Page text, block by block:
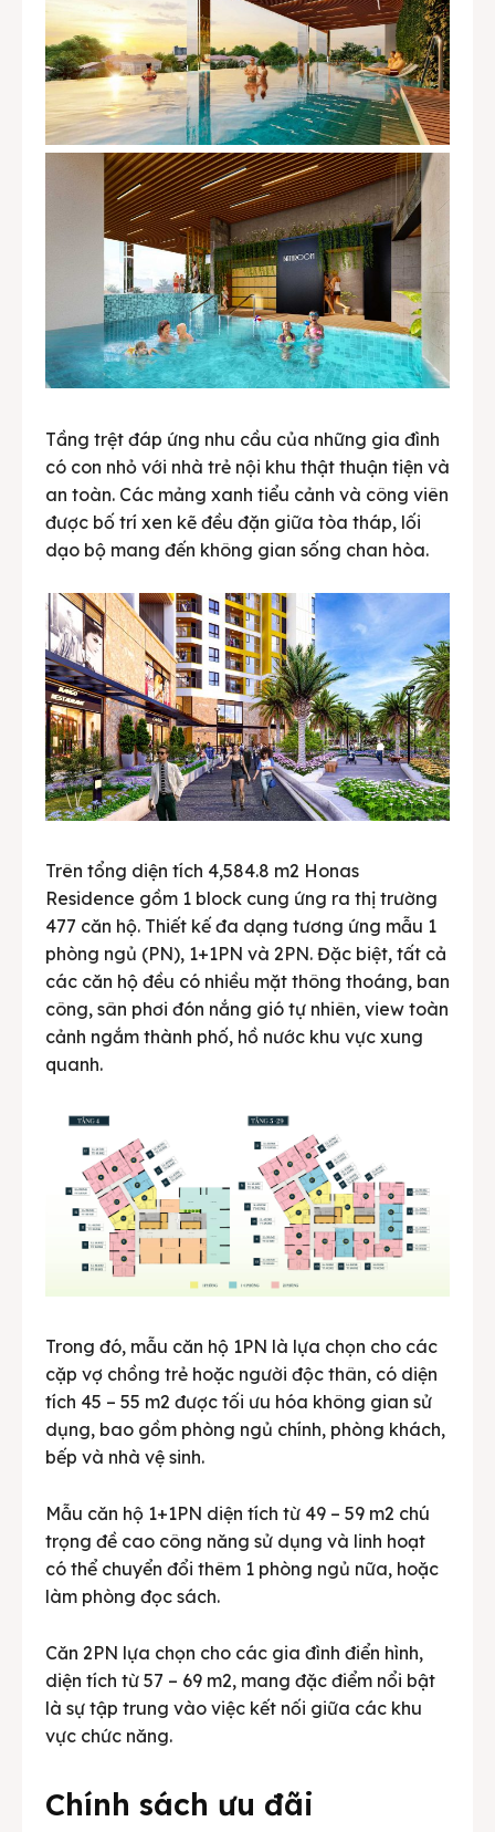
Tầng trệt đáp ứng nhu cầu của những gia đình
có con nhỏ với nhà trẻ nội khu thật thuận tiện và
an toàn. Các mảng xanh tiểu cảnh và công viên
được bố trí xen kẽ đều đặn giữa tòa tháp, lối
dạo bộ mang đến không gian sống chan hòa.
Trên tổng diện tích 4,584.8 m2 Honas
Residence gồm 1 block cung ứng ra thị trường
477 căn hộ. Thiết kế đa dạng tương ứng mẫu 1
phòng ngủ (PN), 1+1PN và 2PN. Đặc biệt, tất cả
các căn hộ đều có nhiều mặt thông thoáng, ban
công, sân phơi đón nắng gió tự nhiên, view toàn
cảnh ngắm thành phố, hồ nước khu vực xung
quanh.
Trong đó, mẫu căn hộ 1PN là lựa chọn cho các
cặp vợ chồng trẻ hoặc người độc thân, có diện
tích 45 – 55 m2 được tối ưu hóa không gian sử
dụng, bao gồm phòng ngủ chính, phòng khách,
bếp và nhà vệ sinh.
Mẫu căn hộ 1+1PN diện tích từ 49 – 59 m2 chú
trọng đề cao công năng sử dụng và linh hoạt
có thể chuyển đổi thêm 1 phòng ngủ nữa, hoặc
làm phòng đọc sách.
Căn 2PN lựa chọn cho các gia đình điển hình,
diện tích từ 57 – 69 m2, mang đặc điểm nổi bật
là sự tập trung vào việc kết nối giữa các khu
vực chức năng.
Chính sách ưu đãi